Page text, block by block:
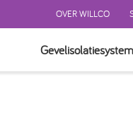
OVER WILLCO